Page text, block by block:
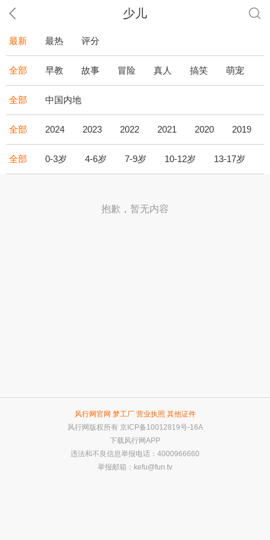
少儿
最新 最热 评分
全部 早教 故事 冒险 真人 搞笑 萌宠
全部 中国内地
全部 2024 2023 2022 2021 2020 2019
全部 0-3岁 4-6岁 7-9岁 10-12岁 13-17岁
抱歉，暂无内容
风行网官网 梦工厂 营业执照 其他证件
风行网版权所有 京ICP备10012819号-16A
下载风行网APP
违法和不良信息举报电话：4000966660
举报邮箱： kefu@fun.tv